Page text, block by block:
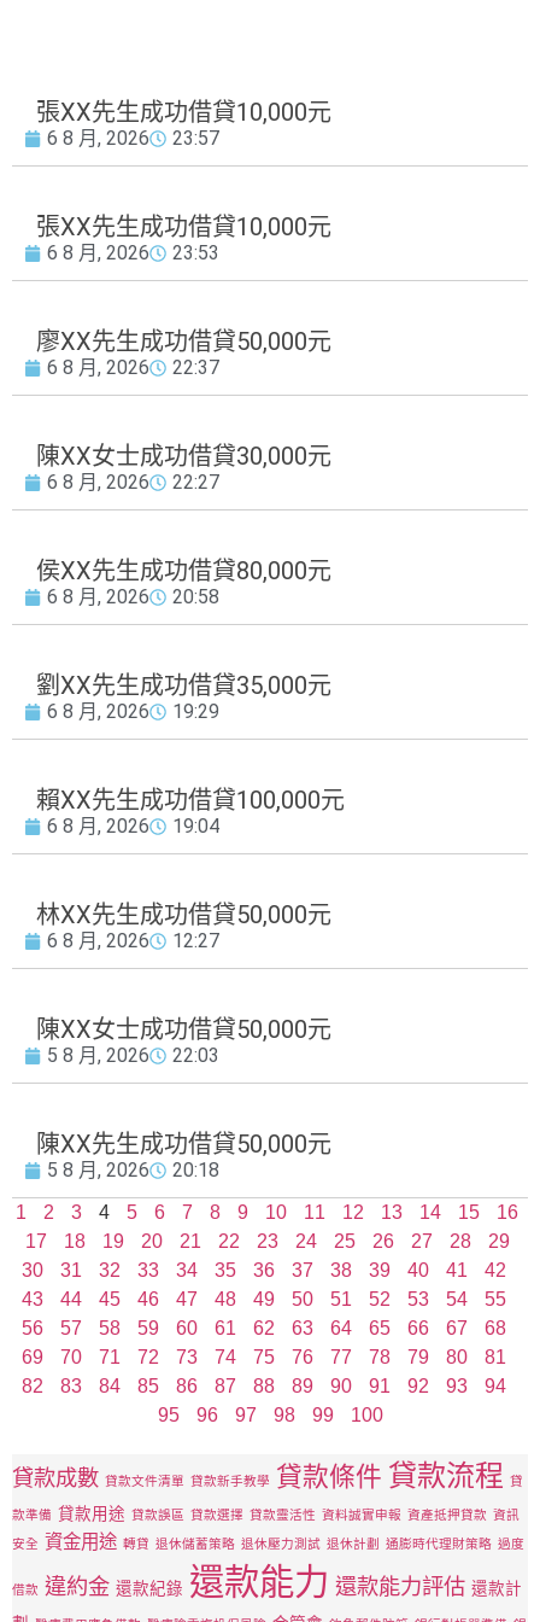
張XX先生成功借貸10,000元
6 8 月, 2026 23:57
張XX先生成功借貸10,000元
6 8 月, 2026 23:53
廖XX先生成功借貸50,000元
6 8 月, 2026 22:37
陳XX女士成功借貸30,000元
6 8 月, 2026 22:27
侯XX先生成功借貸80,000元
6 8 月, 2026 20:58
劉XX先生成功借貸35,000元
6 8 月, 2026 19:29
賴XX先生成功借貸100,000元
6 8 月, 2026 19:04
林XX先生成功借貸50,000元
6 8 月, 2026 12:27
陳XX女士成功借貸50,000元
5 8 月, 2026 22:03
陳XX先生成功借貸50,000元
5 8 月, 2026 20:18
1 2 3 4 5 6 7 8 9 10 11 12 13 14 15
16
17
18 19 20 21 22 23 24 25 26 27 28
29
30
31 32 33 34 35 36 37 38 39 40 41
42
43
44 45 46 47 48 49 50 51 52 53 54
55
56
57 58 59 60 61 62 63 64 65 66 67
68
69
70 71 72 73 74 75 76 77 78 79 80
81
82
83 84 85 86 87 88 89 90 91 92 93
94
95
96 97 98 99 100
貸款成數 貸款文件清單 貸款新手教學 貸款條件 貸款流程 貸
款準備 貸款用途 貸款誤區 貸款選擇 貸款靈活性 資料誠實申報 資產抵押貸款 資訊
安全 資金用途 轉貸 退休儲蓄策略 退休壓力測試 退休計劃 通膨時代理財策略 過度
借款 違約金 還款紀錄 還款能力 還款能力評估 還款計